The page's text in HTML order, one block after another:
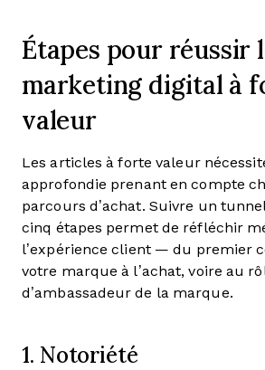
Étapes pour réussir
marketing digital à
valeur
Les articles à forte valeur
approfondie prenant en compte
parcours d’achat. Suivre un
cinq étapes permet de réfléchir
l’expérience client — du premier
votre marque à l’achat, voire au
d’ambassadeur de la marque.
1. Notoriété